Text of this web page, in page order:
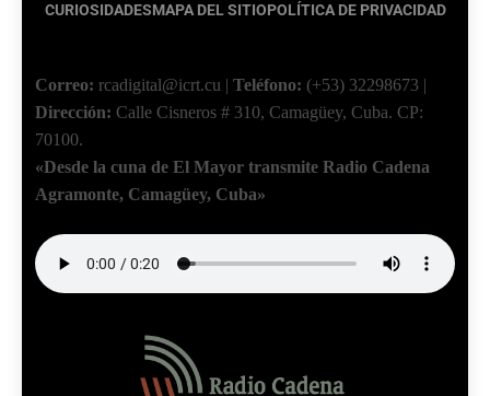
CURIOSIDADESMAPA DEL SITIOPOLÍTICA DE PRIVACIDAD
Correo: rcadigital@icrt.cu | Teléfono: (+53) 32298673 |
Dirección: Calle Cisneros # 310, Camagüey, Cuba. CP:
70100.
«Desde la cuna de El Mayor transmite Radio Cadena
Agramonte, Camagüey, Cuba»